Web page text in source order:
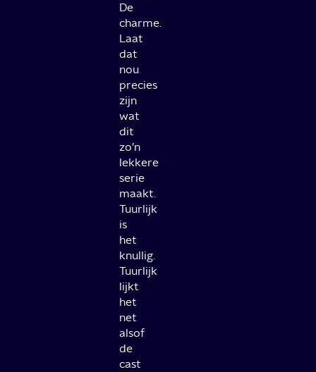
De
charme.
Laat
dat
nou
precies
zijn
wat
dit
zo’n
lekkere
serie
maakt.
Tuurlijk
is
het
knullig.
Tuurlijk
lijkt
het
net
alsof
de
cast